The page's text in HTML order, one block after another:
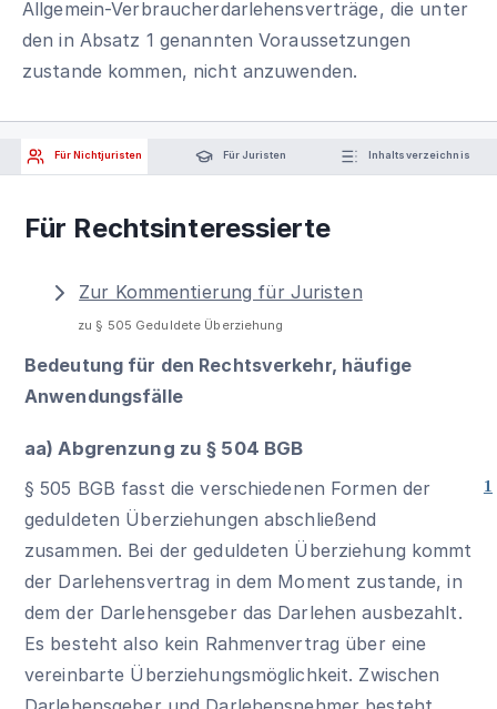
Allgemein-Verbraucherdarlehensverträge, die unter
den in Absatz 1 genannten Voraussetzungen
zustande kommen, nicht anzuwenden.
Für Nichtjuristen Für Juristen Inhaltsverzeichnis
Für Rechtsinteressierte
Zur Kommentierung für Juristen
zu § 505 Geduldete Überziehung
Bedeutung für den Rechtsverkehr, häufige
Anwendungsfälle
aa) Abgrenzung zu§ 504 BGB
1
§ 505 BGB fasst die verschiedenen Formen der
geduldeten Überziehungen abschließend
zusammen. Bei der geduldeten Überziehung kommt
der Darlehensvertrag in dem Moment zustande, in
dem der Darlehensgeber das Darlehen ausbezahlt.
Es besteht also kein Rahmenvertrag über eine
vereinbarte Überziehungsmöglichkeit. Zwischen